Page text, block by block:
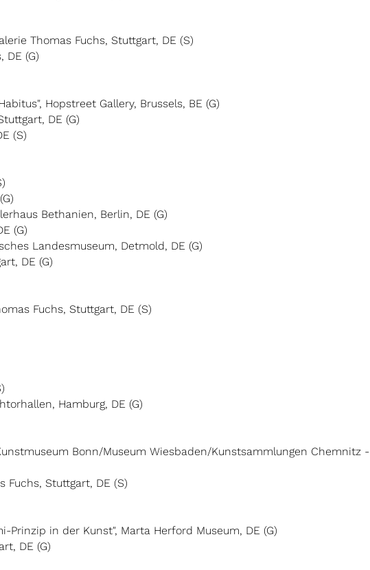
Thomas Fuchs, Stuttgart, DE (S)
DE (G)
Hopstreet Gallery, Brussels, BE (G)
DE (G)
(S)
Bethanien, Berlin, DE (G)
(G)
Landesmuseum, Detmold, DE (G)
DE (G)
Fuchs, Stuttgart, DE (S)
Hamburg, DE (G)
Bonn/Museum Wiesbaden/Kunstsammlungen Chemnitz -
Fuchs, Stuttgart, DE (S)
Prinzip in der Kunst", Marta Herford Museum, DE (G)
DE (G)